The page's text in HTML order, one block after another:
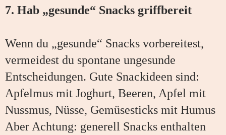
7. Hab „gesunde“ Snacks griffbereit
Wenn du „gesunde“ Snacks vorbereitest,
vermeidest du spontane ungesunde
Entscheidungen. Gute Snackideen sind:
Apfelmus mit Joghurt, Beeren, Apfel mit
Nussmus, Nüsse, Gemüsesticks mit Humus
Aber Achtung: generell Snacks enthalten